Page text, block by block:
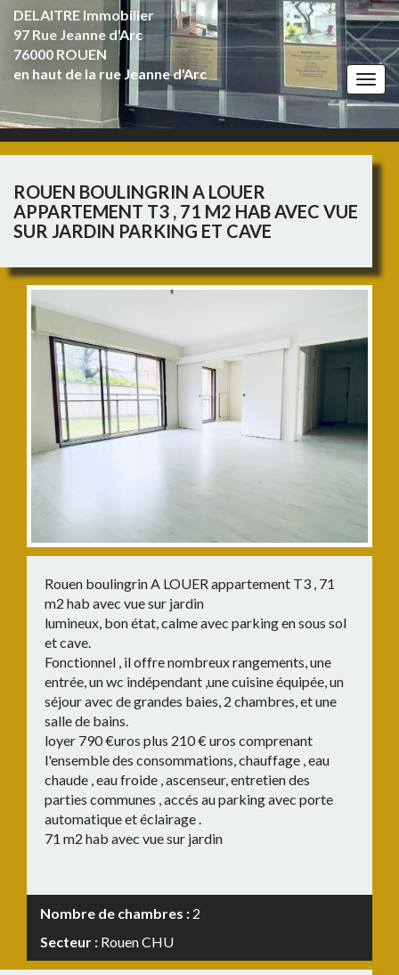
DELAITRE Immobilier
97 Rue Jeanne d'Arc
76000 ROUEN
en haut de la rue Jeanne d'Arc
ROUEN BOULINGRIN A LOUER
APPARTEMENT T3 , 71 M2 HAB AVEC VUE
SUR JARDIN PARKING ET CAVE
Rouen boulingrin A LOUER appartement T3 , 71
m2 hab avec vue sur jardin
lumineux, bon état, calme avec parking en sous sol
et cave.
Fonctionnel , il offre nombreux rangements, une
entrée, un wc indépendant ,une cuisine équipée, un
séjour avec de grandes baies, 2 chambres, et une
salle de bains.
loyer 790 €uros plus 210 € uros comprenant
l'ensemble des consommations, chauffage , eau
chaude , eau froide , ascenseur, entretien des
parties communes , accés au parking avec porte
automatique et éclairage .
71 m2 hab avec vue sur jardin
Nombre de chambres : 2
Secteur : Rouen CHU